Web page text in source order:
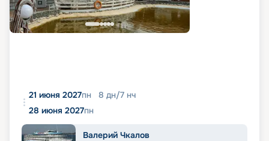
21 июня 2027пн 8 дн/7 нч
28 июня 2027пн
Валерий Чкалов